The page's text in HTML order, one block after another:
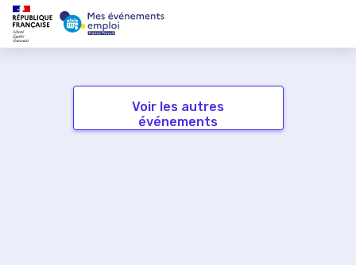
Voir les autres
événements